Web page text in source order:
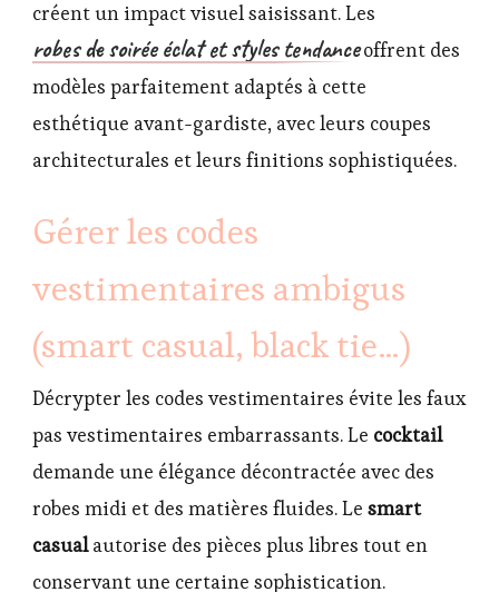
créent un impact visuel saisissant. Les
robes de soirée éclat et styles tendanceoffrent des
modèles parfaitement adaptés à cette
esthétique avant-gardiste, avec leurs coupes
architecturales et leurs finitions sophistiquées.
Gérer les codes
vestimentaires ambigus
(smart casual, black tie…)
Décrypter les codes vestimentaires évite les faux
pas vestimentaires embarrassants. Le cocktail
demande une élégance décontractée avec des
robes midi et des matières fluides. Le smart
casualautorise des pièces plus libres tout en
conservant une certaine sophistication.